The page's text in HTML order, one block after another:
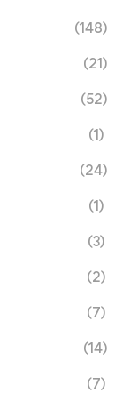
(148)
(21)
(52)
(1)
(24)
(1)
(3)
(2)
(7)
(14)
(7)